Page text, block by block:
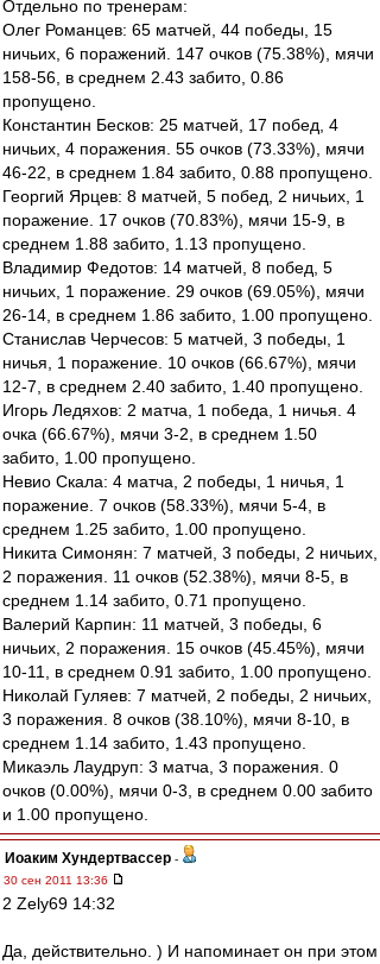
Отдельно по тренерам:
Олег Романцев: 65 матчей, 44 победы, 15
ничьих, 6 поражений. 147 очков (75.38%), мячи
158-56, в среднем 2.43 забито, 0.86
пропущено.
Константин Бесков: 25 матчей, 17 побед, 4
ничьих, 4 поражения. 55 очков (73.33%), мячи
46-22, в среднем 1.84 забито, 0.88 пропущено.
Георгий Ярцев: 8 матчей, 5 побед, 2 ничьих, 1
поражение. 17 очков (70.83%), мячи 15-9, в
среднем 1.88 забито, 1.13 пропущено.
Владимир Федотов: 14 матчей, 8 побед, 5
ничьих, 1 поражение. 29 очков (69.05%), мячи
26-14, в среднем 1.86 забито, 1.00 пропущено.
Станислав Черчесов: 5 матчей, 3 победы, 1
ничья, 1 поражение. 10 очков (66.67%), мячи
12-7, в среднем 2.40 забито, 1.40 пропущено.
Игорь Ледяхов: 2 матча, 1 победа, 1 ничья. 4
очка (66.67%), мячи 3-2, в среднем 1.50
забито, 1.00 пропущено.
Невио Скала: 4 матча, 2 победы, 1 ничья, 1
поражение. 7 очков (58.33%), мячи 5-4, в
среднем 1.25 забито, 1.00 пропущено.
Никита Симонян: 7 матчей, 3 победы, 2 ничьих,
2 поражения. 11 очков (52.38%), мячи 8-5, в
среднем 1.14 забито, 0.71 пропущено.
Валерий Карпин: 11 матчей, 3 победы, 6
ничьих, 2 поражения. 15 очков (45.45%), мячи
10-11, в среднем 0.91 забито, 1.00 пропущено.
Николай Гуляев: 7 матчей, 2 победы, 2 ничьих,
3 поражения. 8 очков (38.10%), мячи 8-10, в
среднем 1.14 забито, 1.43 пропущено.
Микаэль Лаудруп: 3 матча, 3 поражения. 0
очков (0.00%), мячи 0-3, в среднем 0.00 забито
и 1.00 пропущено.
Иоаким Хундертвассер -
30 сен 2011 13:36
2 Zely69 14:32
Да, действительно. ) И напоминает он при этом